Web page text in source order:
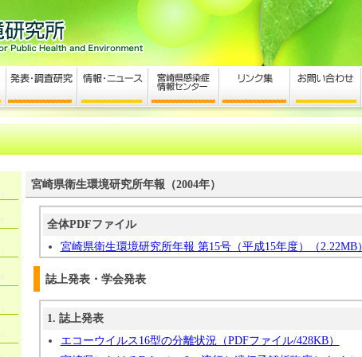
宮崎県衛生環境研究所年報（2004年）
全体PDFファイル
宮崎県衛生環境研究所年報 第15号（平成15年度）（2.22MB
誌上発表・学会発表
1. 誌上発表
エコーウイルス16型の分離状況（PDFファイル/428KB）